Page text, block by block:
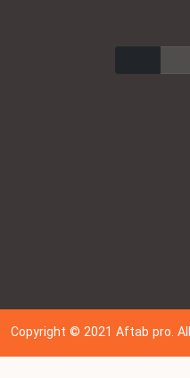
Copyright © 202 1Aftab pro.